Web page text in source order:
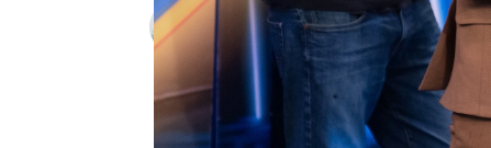
Carmen Pardo
Publicado: 29 de agosto de 2023,
Leiva hace años que
de Joaquín Sabina tal